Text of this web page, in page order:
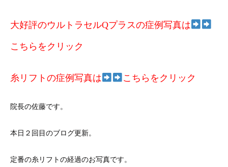
大好評のウルトラセルQプラスの症例写真は
こちらをクリック
糸リフトの症例写真は こちらをクリック
院長の佐藤です。
本日２回目のブログ更新。
定番の糸リフトの経過のお写真です。